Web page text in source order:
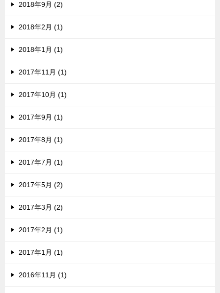
2018年9月 (2)
2018年2月 (1)
2018年1月 (1)
2017年11月 (1)
2017年10月 (1)
2017年9月 (1)
2017年8月 (1)
2017年7月 (1)
2017年5月 (2)
2017年3月 (2)
2017年2月 (1)
2017年1月 (1)
2016年11月 (1)